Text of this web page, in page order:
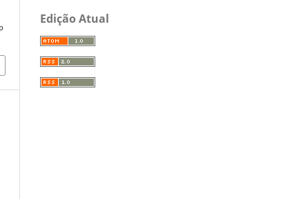
Edição Atual